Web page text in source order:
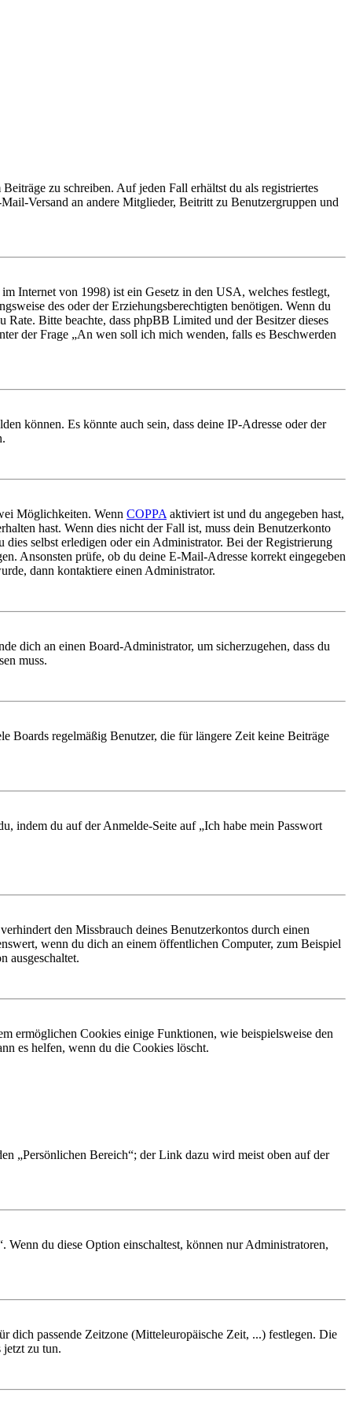
zu schreiben. Auf jeden Fall erhältst du als registriertes
Versand an andere Mitglieder, Beitritt zu Benutzergruppen und
Internet von 1998) ist ein Gesetz in den USA, welches festlegt,
des oder der Erziehungsberechtigten benötigen. Wenn du
Bitte beachte, dass phpBB Limited und der Besitzer dieses
der Frage „An wen soll ich mich wenden, falls es Beschwerden
können. Es könnte auch sein, dass deine IP-Adresse oder der
Möglichkeiten. Wenn COPPA aktiviert ist und du angegeben hast,
hast. Wenn dies nicht der Fall ist, muss dein Benutzerkonto
selbst erledigen oder ein Administrator. Bei der Registrierung
Ansonsten prüfe, ob du deine E-Mail-Adresse korrekt eingegeben
dann kontaktiere einen Administrator.
dich an einen Board-Administrator, um sicherzugehen, dass du
muss.
Boards regelmäßig Benutzer, die für längere Zeit keine Beiträge
indem du auf der Anmelde-Seite auf „Ich habe mein Passwort
den Missbrauch deines Benutzerkontos durch einen
wenn du dich an einem öffentlichen Computer, zum Beispiel
ausgeschaltet.
ermöglichen Cookies einige Funktionen, wie beispielsweise den
es helfen, wenn du die Cookies löscht.
„Persönlichen Bereich“; der Link dazu wird meist oben auf der
du diese Option einschaltest, können nur Administratoren,
dich passende Zeitzone (Mitteleuropäische Zeit, ...) festlegen. Die
jetzt zu tun.